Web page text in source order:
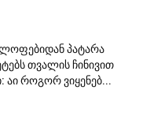
პატარა
თვალის ჩინივით
როგორ ვიყენებ...